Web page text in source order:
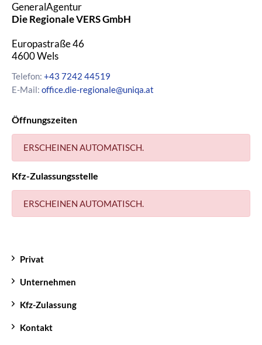
GeneralAgentur
Die Regionale VERS GmbH
Europastraße 46
4600Wels
Telefon: +43 7242 44519
E-Mail: office.die-regionale@uniqa.at
Öffnungszeiten
ERSCHEINEN AUTOMATISCH.
Kfz-Zulassungsstelle
ERSCHEINEN AUTOMATISCH.
Privat
Unternehmen
Kfz-Zulassung
Kontakt